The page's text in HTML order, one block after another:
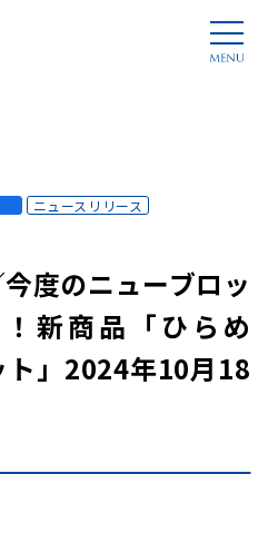
ニュースリリース
度のニューブロッ
新商品「ひらめ
ト」2024年10月18